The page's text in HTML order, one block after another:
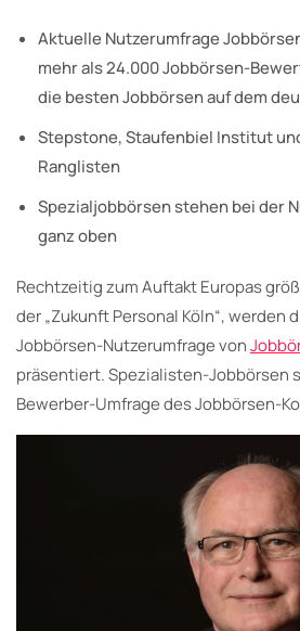
Aktuelle Nutzerumfrage
mehr als 24.000 Jobbörsen-
die besten Jobbörsen auf dem
Stepstone, Staufenbiel Institut
Ranglisten
Spezialjobbörsen stehen bei der
ganz oben
Rechtzeitig zum Auftakt Europas
der „Zukunft Personal Köln“, werden
Jobbörsen-Nutzerumfrage von
präsentiert. Spezialisten-Jobbörsen
Bewerber-Umfrage des Jobbörsen-